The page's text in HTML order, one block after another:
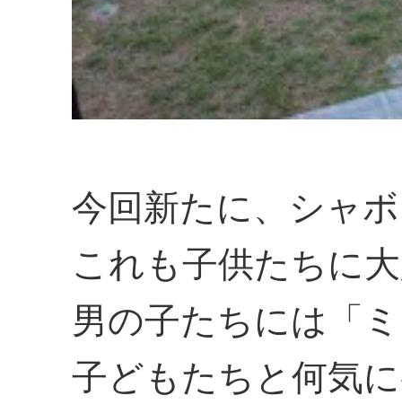
今回新たに、シャ
これも子供たちに
男の子たちには「
子どもたちと何気